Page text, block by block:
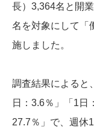
長）3,364名と開
名を対象にして「
施しました。
調査結果によると
日：3.6％」「1日
27.7％」で、週休